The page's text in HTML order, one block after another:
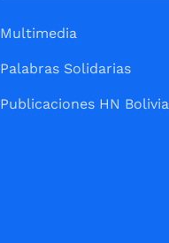
Multimedia
Palabras Solidarias
Publicaciones HN Bolivia